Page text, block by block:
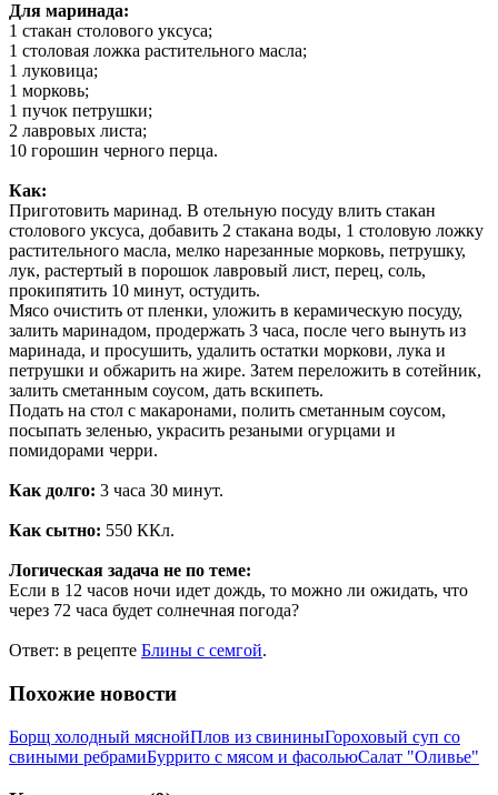
Для маринада:
1 стакан столового уксуса;
1 столовая ложка растительного масла;
1 луковица;
1 морковь;
1 пучок петрушки;
2 лавровых листа;
10 горошин черного перца.
Как:
Приготовить маринад. В отельную посуду влить стакан
столового уксуса, добавить 2 стакана воды, 1 столовую ложку
растительного масла, мелко нарезанные морковь, петрушку,
лук, растертый в порошок лавровый лист, перец, соль,
прокипятить 10 минут, остудить.
Мясо очистить от пленки, уложить в керамическую посуду,
залить маринадом, продержать 3 часа, после чего вынуть из
маринада, и просушить, удалить остатки моркови, лука и
петрушки и обжарить на жире. Затем переложить в сотейник,
залить сметанным соусом, дать вскипеть.
Подать на стол с макаронами, полить сметанным соусом,
посыпать зеленью, украсить резаными огурцами и
помидорами черри.
Как долго: 3 часа 30 минут.
Как сытно: 550 ККл.
Логическая задача не по теме:
Если в 12 часов ночи идет дождь, то можно ли ожидать, что
через 72 часа будет солнечная погода?
Ответ: в рецепте Блины с семгой.
Похожие новости
Борщ холодный мяснойПлов из свининыГороховый суп со
свиными ребрамиБуррито с мясом и фасольюСалат "Оливье"